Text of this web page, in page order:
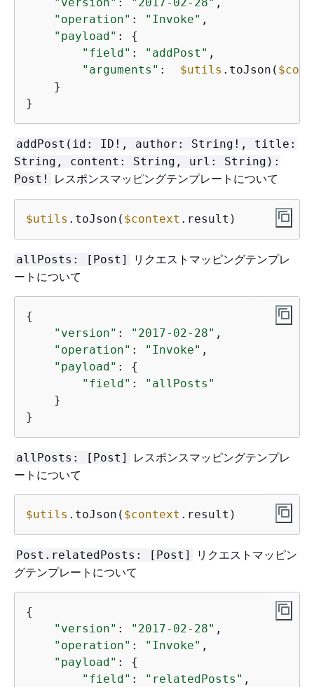
"operation" : "Invoke" ,
"payload" : {
"field" : "addPost" ,
"arguments" : $utils .toJson(
    }
}
addPost(id: ID!, author: String!, title:
String, content: String, url: String):
Post!
レスポンスマッピングテンプレートについて
$utils .toJson( $context .result)
allPosts: [Post]
リクエストマッピングテンプレ
ートについて
{
"version" : "2017-02-28" ,
"operation" : "Invoke" ,
"payload" : {
"field" :
"allPosts"
    }
}
allPosts: [Post]
レスポンスマッピングテンプレ
ートについて
$utils .toJson( $context .result)
Post.relatedPosts: [Post]
リクエストマッピン
グテンプレートについて
{
"version" : "2017-02-28" ,
"operation" : "Invoke" ,
"payload" : {
"field" : "relatedPosts" ,